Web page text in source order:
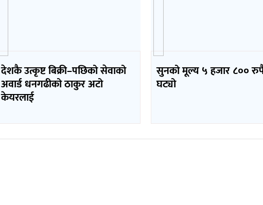
देशकै उत्कृष्ट बिक्री–पछिको सेवाको
अवार्ड धनगढीको ठाकुर अटो
केयरलाई
सुनको मूल्य ५ हजार ८००
घट्यो